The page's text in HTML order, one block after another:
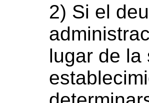
2) Si el
lugar de la